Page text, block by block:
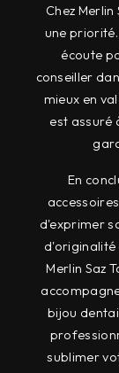
Chez
une
écoute
conseiller
mieux en
est assuré
En
d'exprimer
d'originalité
Merlin Saz
bijou
sublimer